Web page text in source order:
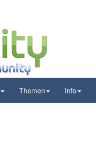
Themen Info